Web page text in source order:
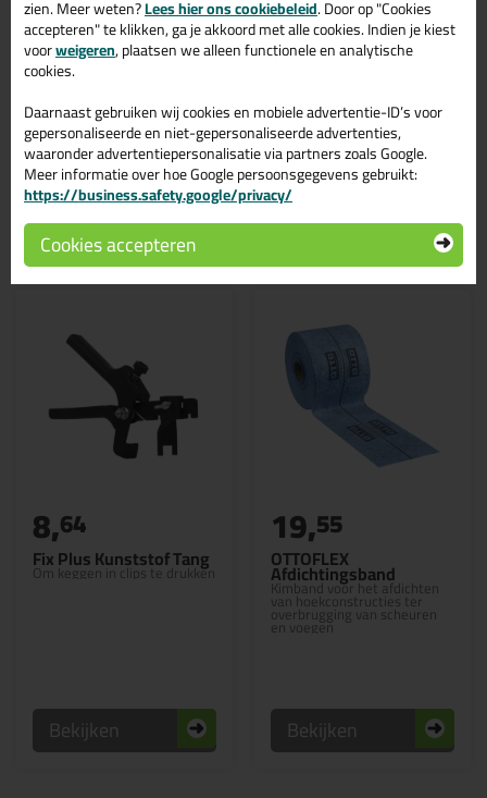
Dikte: 4 mm
Eenvoudige toepassing zonder extra gereedschap
Verpakt per 100 stuks
Gerelateerde producten
Fix Plus Kunststof Tang
Om keggen in clips te drukken
8,64
Bekijken
OTTOFLEX
Afdichtingsband
Kimband voor het afdichten
van hoekconstructies ter
overbrugging van scheuren
en voegen
19,55
Bekijken
zien. Meer weten?Lees hier ons cookiebeleid. Door op "Cookies
accepteren" te klikken, ga je akkoord met alle cookies. Indien je kiest
voorweigeren, plaatsen we alleen functionele en analytische
cookies.
Daarnaast gebruiken wij cookies en mobiele advertentie-ID’s voor
gepersonaliseerde en niet-gepersonaliseerde advertenties,
waaronder advertentiepersonalisatie via partners zoals Google.
Meer informatie over hoe Google persoonsgegevens gebruikt:
https://business.safety.google/privacy/
Cookies accepteren